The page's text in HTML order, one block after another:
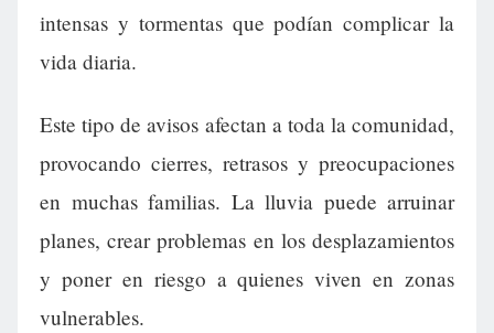
intensas y tormentas que podían complicar la
vida diaria.
Este tipo de avisos afectan a toda la comunidad,
provocando cierres, retrasos y preocupaciones
en muchas familias. La lluvia puede arruinar
planes, crear problemas en los desplazamientos
y poner en riesgo a quienes viven en zonas
vulnerables.